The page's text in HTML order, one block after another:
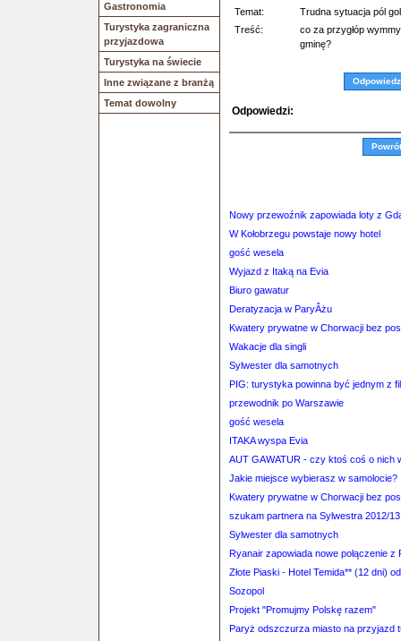
Gastronomia
Turystyka zagraniczna
przyjazdowa
Turystyka na świecie
Inne związane z branżą
Temat dowolny
Temat:
Trudna sytuacja pól
Treść:
co za przygłóp
gminę?
Odpowiedz
Odpowiedzi:
Nowy przewoźnik zapowiada loty z
W Kołobrzegu powstaje nowy hotel
gość wesela
Wyjazd z Itaką na Evia
Biuro gawatur
Deratyzacja w ParyÂżu
Kwatery prywatne w Chorwacji bez
Wakacje dla singli
Sylwester dla samotnych
PIG: turystyka powinna być jednym z
przewodnik po Warszawie
gość wesela
ITAKA wyspa Evia
AUT GAWATUR - czy ktoś coś o nich
Jakie miejsce wybierasz w samolocie?
Kwatery prywatne w Chorwacji bez
szukam partnera na Sylwestra 2012/13
Sylwester dla samotnych
Ryanair zapowiada nowe połączenie z
Złote Piaski - Hotel Temida** (12 dni)
Sozopol
Projekt "Promujmy Polskę razem"
Paryż odszczurza miasto na przyjazd